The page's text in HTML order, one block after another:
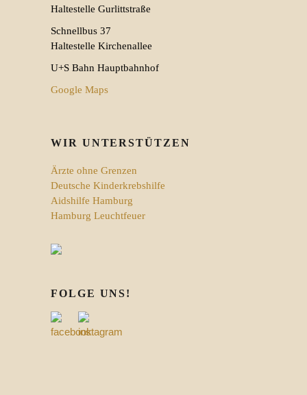
Haltestelle Gurlittstraße
Schnellbus 37
Haltestelle Kirchenallee
U+S Bahn Hauptbahnhof
Google Maps
WIR UNTERSTÜTZEN
Ärzte ohne Grenzen
Deutsche Kinderkrebshilfe
Aidshilfe Hamburg
Hamburg Leuchtfeuer
FOLGE UNS!